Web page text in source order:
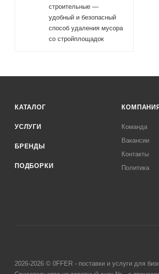
строительные —
удобный и безопасный
способ удаления мусора
со стройплощадок
КАТАЛОГ
УСЛУГИ
БРЕНДЫ
ПОДБОРКИ
КОМПАНИЯ
Команда
Вакансии
Контакты
Политика
2026-2026 © 0FFER - поставки и услуги для